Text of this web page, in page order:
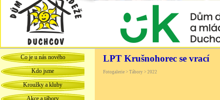
Co je u nás nového
Kdo jsme
Kroužky a kluby
Akce a tábory
LPT Krušnohorec se vrací
Fotogalerie > Tábory > 2022